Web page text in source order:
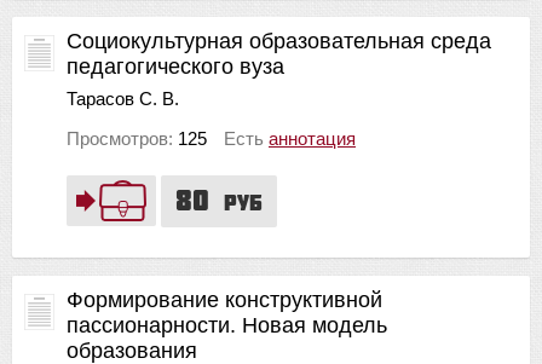
80 руб
Социокультурная образовательная среда
педагогического вуза
Тарасов С. В.
Просмотров: 125 Есть аннотация
Формирование конструктивной
пассионарности. Новая модель
образования